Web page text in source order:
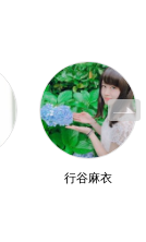
行谷麻衣